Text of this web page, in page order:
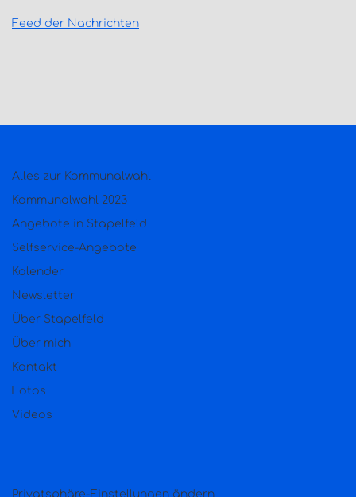
Feed der Nachrichten
Alles zur Kommunalwahl
Kommunalwahl 2023
Angebote in Stapelfeld
Selfservice-Angebote
Kalender
Newsletter
Über Stapelfeld
Über mich
Kontakt
Fotos
Videos
Privatsphäre-Einstellungen ändern